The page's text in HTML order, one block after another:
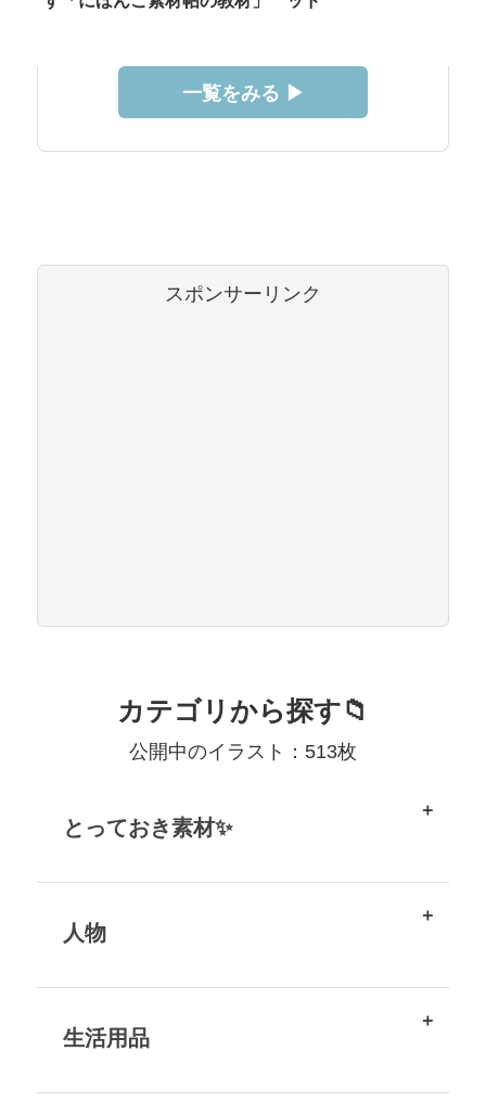
一覧をみる ▶︎
スポンサーリンク
カテゴリから探す📁
公開中のイラスト：513枚
とっておき素材✨
人物
生活用品